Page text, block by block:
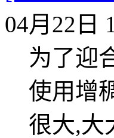
04月22日
为了迎
使用增
很大,大